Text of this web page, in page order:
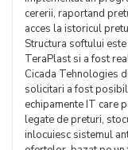
cererii, raportand
acces la istoricul
Structura softului
TeraPlast si a fost
Cicada Tehnologies
solicitari a fost
echipamente IT care
legate de preturi,
inlocuiesc sistemul